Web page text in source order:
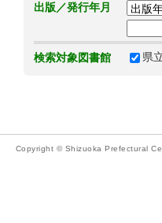
出版／発行年月
検索対象図書館 県
Copyright © Shizuoka Prefectural